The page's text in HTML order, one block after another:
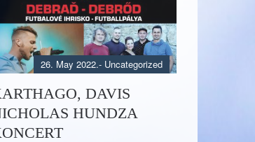
- Uncategorized
26. May 2022.
DAVIS
HUNDZA